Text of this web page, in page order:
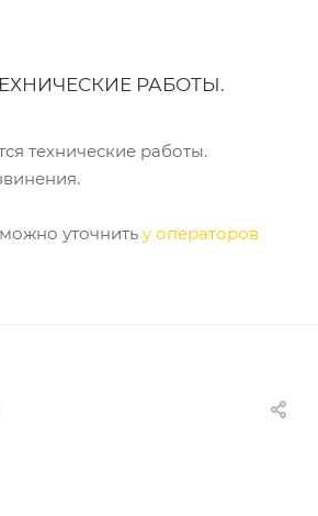
РАБОТЫ.
технические работы.
уточнить у операторов